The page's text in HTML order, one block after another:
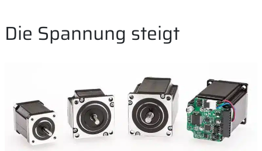
Die Spannung steigt